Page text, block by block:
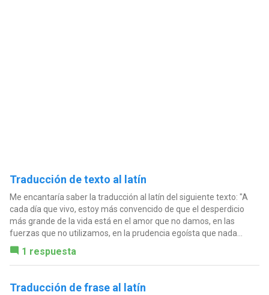
Traducción de texto al latín
Me encantaría saber la traducción al latín del siguiente texto: "A
cada día que vivo, estoy más convencido de que el desperdicio
más grande de la vida está en el amor que no damos, en las
fuerzas que no utilizamos, en la prudencia egoísta que nada...
1 respuesta
Traducción de frase al latín